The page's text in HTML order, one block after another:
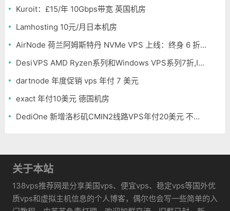
Kuroit：£15/年 10Gbps带宽 英国机房
Lamhosting 10元/月日本机房
AirNode 荷兰阿姆斯特丹 NVMe VPS 上线：终身 6 折，€1.99/月起，2.5Tbit/s DDoS 防护
DesiVPS AMD Ryzen系列和Windows VPS系列7折,Intel系列年付11.6美元
dartnode 年度促销 vps 年付 7 美元
exact 年付10美元 德国机房
DediOne 新增洛杉矶CMIN2线路VPS年付20美元 不限流量
关于本站
138vps推荐网是分享美国vps、便宜vps、稳定vps等国外优
质vps和虚拟主机信息的个人博客，偶尔也会写一些简单的入